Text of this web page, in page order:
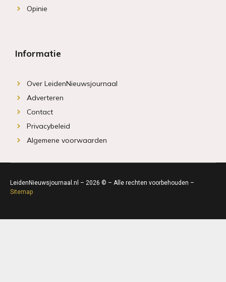
Opinie
Informatie
Over LeidenNieuwsjournaal
Adverteren
Contact
Privacybeleid
Algemene voorwaarden
LeidenNieuwsjournaal.nl – 2026 © – Alle rechten voorbehouden –
Sitemap